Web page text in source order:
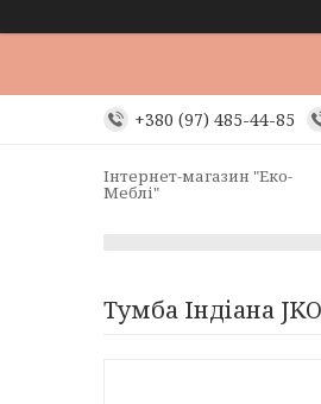
+380 (97) 485-44-85
Інтернет-магазин "Еко-
Меблі"
Тумба Індіана